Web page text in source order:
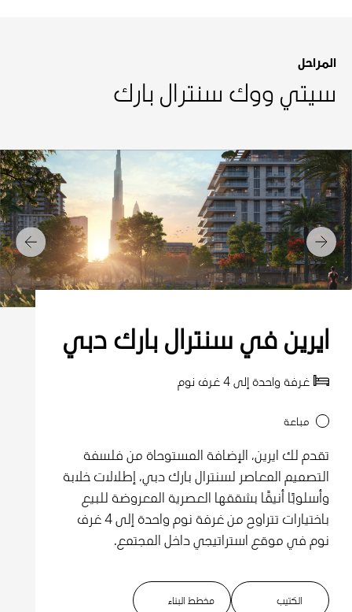
المراحل
سيتي ووك سنترال بارك
السابق
التالي
ايرين في سنترال بارك دبي
غرفة واحدة إلى 4 غرف نوم
مباعة
تقدم لك ايرين، الإضافة المستوحاة من فلسفة
التصميم المعاصر لسنترال بارك دبي، إطلالات خلابة
وأسلوبًا أنيقًا بشققها العصرية المعروضة للبيع
باختيارات تتراوح من غرفة نوم واحدة إلى 4 غرف
نوم في موقع استراتيجي داخل المجتمع.
الكتيب مخطط البناء